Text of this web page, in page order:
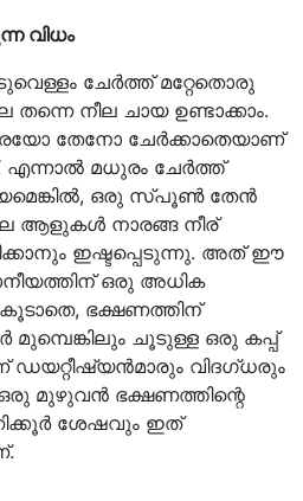
വിധം
ചേർത്ത് മറ്റേതൊരു
നീല ചായ ഉണ്ടാക്കാം.
തേനോ ചേർക്കാതെയാണ്
മധുരം ചേർത്ത്
ഒരു സ്പൂൺ തേൻ
ആളുകൾ നാരങ്ങ നീര്
ഇഷ്ടപ്പെടുന്നു. അത് ഈ
ഒരു അധിക
ഭക്ഷണത്തിന്
ചൂടുള്ള ഒരു കപ്പ്
ഡയറ്റീഷ്യൻമാരും വിദഗ്ധരും
മുഴുവൻ ഭക്ഷണത്തിന്റെ
ശേഷവും ഇത്